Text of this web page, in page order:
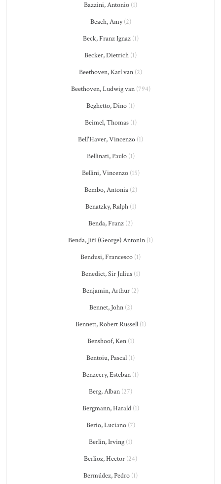
Bazzini, Antonio (1)
Beach, Amy(2)
Beck, Franz Ignaz(1)
Becker, Dietrich (1)
Beethoven, Karl van (2)
Beethoven, Ludwig van(794)
Beghetto, Dino (1)
Beimel, Thomas(1)
Bell'Haver, Vincenzo (1)
Bellinati, Paulo(1)
Bellini, Vincenzo(15)
Bembo, Antonia(2)
Benatzky, Ralph(1)
Benda, Franz (2)
Benda, Jiří (George) Antonín (1)
Bendusi, Francesco (1)
Benedict, Sir Julius(1)
Benjamin, Arthur (2)
Bennet, John(2)
Bennett, Robert Russell(1)
Benshoof, Ken(1)
Bentoiu, Pascal (1)
Benzecry, Esteban (1)
Berg, Alban (27)
Bergmann, Harald(1)
Berio, Luciano(7)
Berlin, Irving (1)
Berlioz, Hector (24)
Bermúdez, Pedro (1)